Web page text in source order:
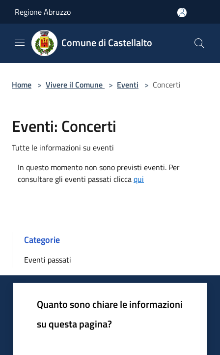
Regione Abruzzo
Comune di Castellalto
Home > Vivere il Comune > Eventi > Concerti
Eventi: Concerti
Tutte le informazioni su eventi
In questo momento non sono previsti eventi. Per
consultare gli eventi passati cliccaqui
Categorie
Eventi passati
Quanto sono chiare le informazioni
su questa pagina?